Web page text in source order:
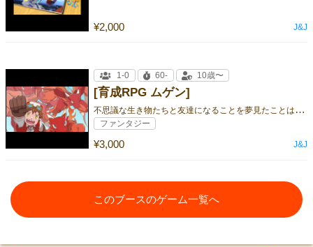
¥2,000 J&J
[育成RPG ムゲン]
不
思議な生き物たちと友達になることを夢見たことはありませんか？自由帳やノートの隅に想い描いた彼らと、もう一度会いに行きませんか？
¥3,000
1-0 60- 10歳〜
ファンタジー
J&J
このブースのゲーム一覧へ